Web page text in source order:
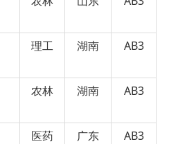
理工 湖南 AB3
农林 湖南 AB3
医药 广东 AB3